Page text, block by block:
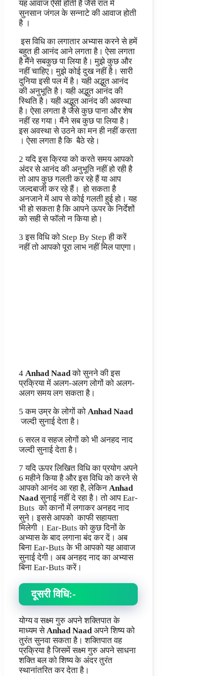
यह आवाज ऐसी होती है जैसे रात में
सुनसान जंगल के सन्नाटे की आवाज होती
है ।
इस विधि का लगातार अभ्यास करने से हमें
बहुत ही आनंद आने लगता है। ऐसा लगता
है मैंने सबकुछ पा लिया है। मुझे कुछ और
नहीं चाहिए। मुझे कोई दुख नहीं है। सारी
दुनिया इसी पल में है। यही अद्भुत आनंद
की अनुभूति है। यही अद्भुत आनंद की
स्थिति है। यही अद्भुत आनंद की अवस्था
है। ऐसा लगता है जैसे कुछ पाना और शेष
नहीं रह गया। मैंने सब कुछ पा लिया है।
इस अवस्था से उठने का मन ही नहीं करता
। ऐसा लगता है कि बैठे रहे।
2 यदि इस क्रिया को करते समय आपको
अंदर से आनंद की अनुभूति नहीं हो रही है
तो आप कुछ गलती कर रहे हैं या आप
जल्दबाजी कर रहे हैं। हो सकता है
अनजाने में आप से कोई गलती हुई हो। यह
भी हो सकता है कि आपने ऊपर के निर्देशों
को सही से फॉलो न किया हो।
3 इस विधि को Step By Step ही करें
नहीं तो आपको पूरा लाभ नहीं मिल पाएगा।
4 Anhad Naadको सुनने की इस
प्रक्रिया में अलग-अलग लोगों को अलग-
अलग समय लग सकता है।
5 कम उम्र के लोगों को Anhad Naad
जल्दी सुनाई देता है।
6 सरल व सहज लोगों को भी अनहद नाद
जल्दी सुनाई देता है।
7 यदि ऊपर लिखित विधि का प्रयोग अपने
6 महीने किया है और इस विधि को करने से
आपको आनंद आ रहा है, लेकिन Anhad
Naadसुनाई नहीं दे रहा है। तो आप Ear-
Buts को कानों में लगाकर अनहद नाद
सुने। इससे आपको काफी सहायता
मिलेगी । Ear-Buts को कुछ दिनों के
अभ्यास के बाद लगाना बंद कर दें। अब
बिना Ear-Buts के भी आपको यह आवाज
सुनाई देगी। अब अनहद नाद का अभ्यास
बिना Ear-Buts करें।
दूसरी विधि:-
योग्य व सक्ष्म गुरु अपने शक्तिपात के
माध्यम सेAnhad Naadअपने शिष्य को
तुरंत सुनवा सकता है। शक्तिपात वह
प्रक्रिया है जिसमें सक्ष्म गुरु अपने साधना
शक्ति बल को शिष्य के अंदर तुरंत
स्थानांतरित कर देता है।